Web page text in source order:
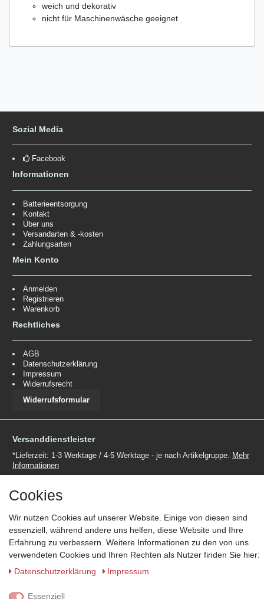
weich und dekorativ
nicht für Maschinenwäsche geeignet
Sozial Media
Facebook
Informationen
Batterieentsorgung
Kontakt
Über uns
Versandarten & -kosten
Zahlungsarten
Mein Konto
Anmelden
Registrieren
Warenkorb
Rechtliches
AGB
Datenschutzerklärung
Impressum
Widerrufsrecht
Widerrufsformular
Versanddienstleister
*Lieferzeit: 1-3 Werktage / 4-5 Werktage - je nach Artikelgruppe. Mehr
Informationen
Zahlungsmöglichkeiten
Wir behalten uns das Recht vor im Einzelfall bestimmte
Cookies
Wir nutzen Cookies auf unserer Website. Einige von diesen sind
essenziell, während andere uns helfen, diese Website und Ihre
Erfahrung zu verbessern. Weitere Informationen zu den von uns
verwendeten Cookies und Ihren Rechten als Nutzer finden Sie hier:
Daten­schutz­erklärung
Impressum
Essenziell